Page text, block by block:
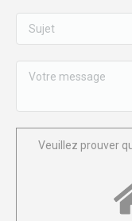
Veuillez prouver